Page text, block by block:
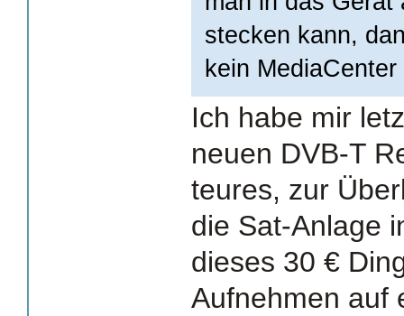
stecken kann,
kein
Ich habe mir
neuen DVB-T
teures, zur
die Sat-Anlage
dieses 30 €
Aufnehmen auf